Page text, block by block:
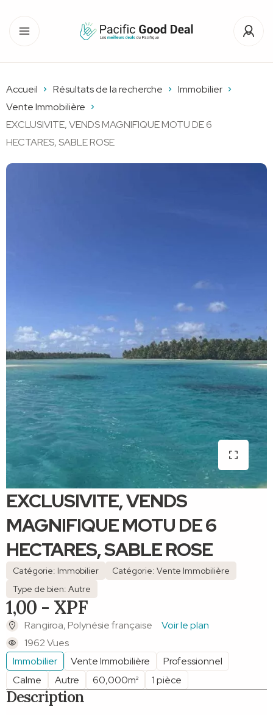
Accueil Résultats de la recherche
Immobilier
Vente Immobilière
EXCLUSIVITE, VENDS MAGNIFIQUE MOTU DE 6
HECTARES, SABLE ROSE
EXCLUSIVITE, VENDS
MAGNIFIQUE MOTU DE 6
HECTARES, SABLE ROSE
Catégorie: Immobilier
Catégorie: Vente Immobilière
Type de bien: Autre
1,00 - XPF
Rangiroa, Polynésie française
Voir le plan
1962 Vues
Immobilier
Vente Immobilière
Professionnel
Calme
Autre 60,000m² 1 pièce
Description